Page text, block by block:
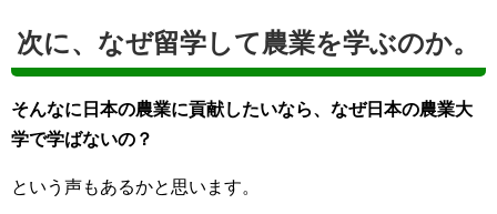
次に、なぜ留学して農業を学ぶのか。
そんなに日本の農業に貢献したいなら、なぜ日本の農業大
学で学ばないの？
という声もあるかと思います。